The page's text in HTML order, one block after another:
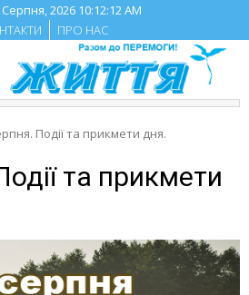
Серпня, 2026 10:12:13 AM
ПРО НАС
Події та прикмети дня.
та прикмети